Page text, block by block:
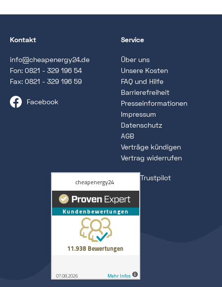
Kontakt
info@cheapenergy24.de
Fon: 0821 - 329 196 54
Fax: 0821 - 329 196 59
Facebook
Service
Über uns
Unsere Kosten
FAQ und Hilfe
Barrierefreiheit
Presseinformationen
Impressum
Datenschutz
AGB
Verträge kündigen
Vertrag widerrufen
Trustpilot